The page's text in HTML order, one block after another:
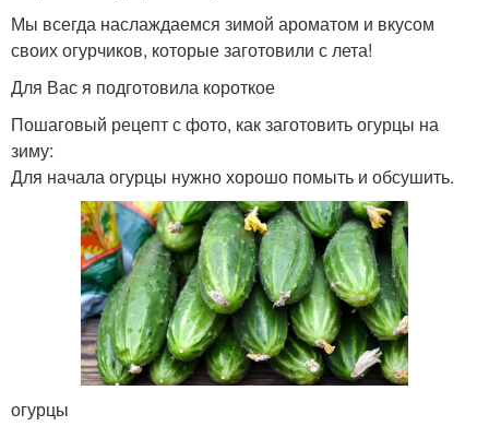
Мы всегда наслаждаемся зимой ароматом и вкусом
своих огурчиков, которые заготовили с лета!
Для Вас я подготовила короткое
Пошаговый рецепт с фото, как заготовить огурцы на
зиму:
Для начала огурцы нужно хорошо помыть и обсушить.
огурцы